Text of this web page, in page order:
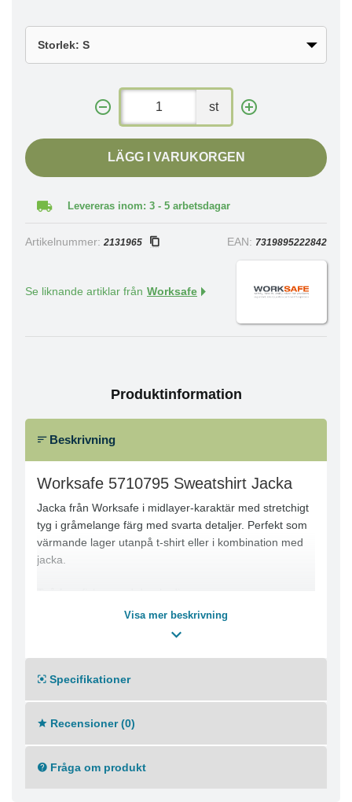
st
LÄGG I VARUKORGEN
Levereras inom: 3 - 5 arbetsdagar
Artikelnummer: 2131965 EAN: 7319895222842
Se liknande artiklar från Worksafe
Produktinformation
Beskrivning
Worksafe 5710795 Sweatshirt Jacka
Jacka från Worksafe i midlayer-karaktär med stretchigt
tyg i gråmelange färg med svarta detaljer. Perfekt som
värmande lager utanpå t-shirt eller i kombination med
jacka.
Bröstficka med dragkedja
Inbyggt tumgrepp i ärmavslut
Förlängd rygg
Huvudtyg: 94% Polyester 6% Elastan
Svarta partier: 100% Polyester
Maskintvätt 60°C
Visa mer beskrivning
Specifikationer
Recensioner (0)
Fråga om produkt